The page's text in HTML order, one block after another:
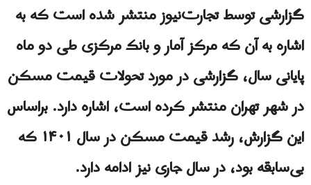
گزارشی توسط تجارت‌نیوز منتشر شده است که به
اشاره به آن که مرکز آمار و بانک مرکزی طی دو ماه
پایانی سال، گزارشی در مورد تحولات قیمت مسکن
در شهر تهران منتشر کرده است، اشاره دارد. براساس
این گزارش، رشد قیمت مسکن در سال ۱۴۰۱ که
بی‌سابقه بود، در سال جاری نیز ادامه دارد.